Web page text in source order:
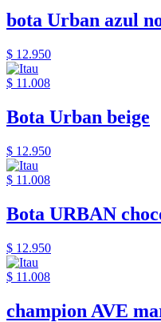
bota Urban azul
$ 12.950
$ 11.008
Bota Urban beige
$ 12.950
$ 11.008
Bota URBAN
$ 12.950
$ 11.008
champion AVE